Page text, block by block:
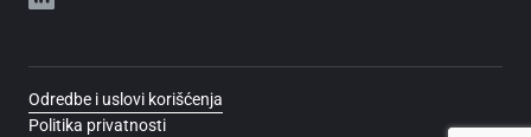
Odredbe i uslovi korišćenja
Politika privatnosti